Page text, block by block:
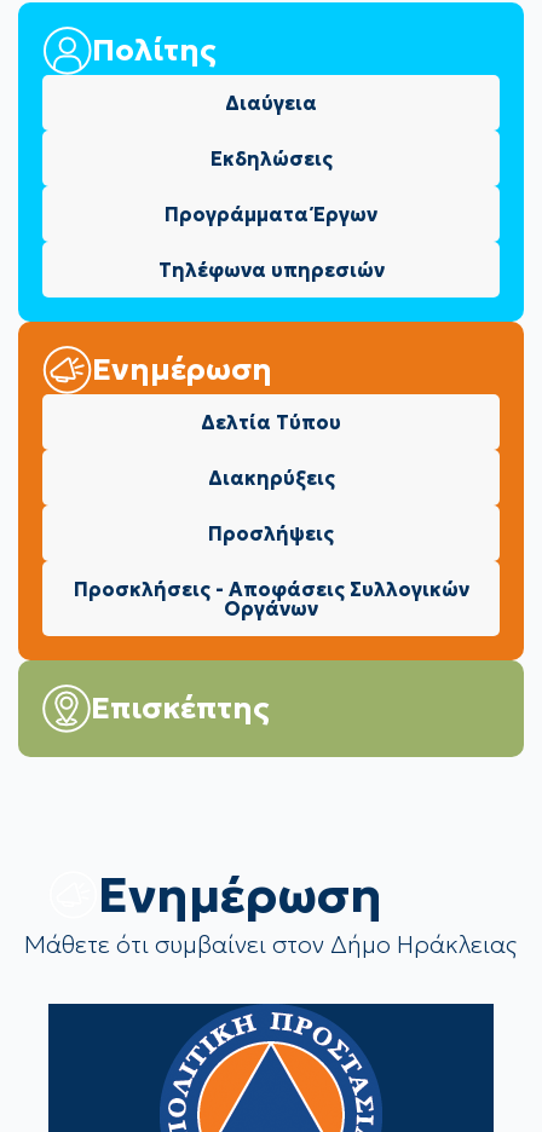
Πολίτης
Διαύγεια
Εκδηλώσεις
Προγράμματα Έργων
Τηλέφωνα υπηρεσιών
Ενημέρωση
Δελτία Τύπου
Διακηρύξεις
Προσλήψεις
Προσκλήσεις - Αποφάσεις Συλλογικών
Οργάνων
Επισκέπτης
Eνημέρωση
Μάθετε ότι συμβαίνει στον Δήμο Ηράκλειας